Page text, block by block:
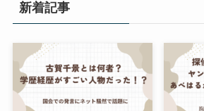
新着記事